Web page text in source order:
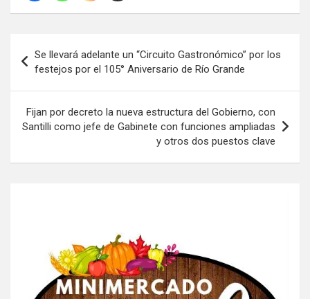
de
entradas
Se llevará adelante un “Circuito Gastronómico” por los
festejos por el 105° Aniversario de Río Grande
Fijan por decreto la nueva estructura del Gobierno, con
Santilli como jefe de Gabinete con funciones ampliadas
y otros dos puestos clave